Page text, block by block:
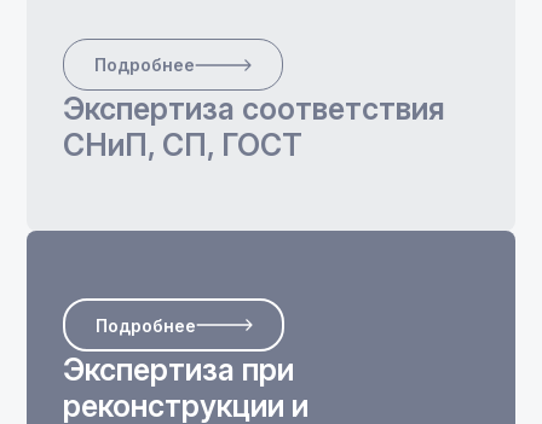
Подробнее
Экспертиза соответствия
СНиП, СП, ГОСТ
Подробнее
Экспертиза при
реконструкции и